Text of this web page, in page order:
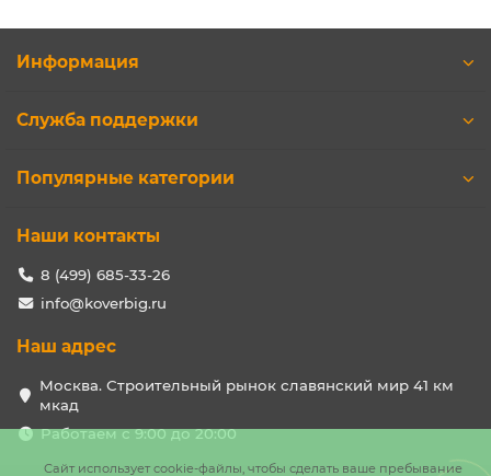
Сайт использует cookie-файлы, чтобы сделать ваше пребывание
Информация
Служба поддержки
Популярные категории
Наши контакты
8 (499) 685-33-26
info@koverbig.ru
Наш адрес
Москва. Строительный рынок славянский мир 41 км
мкад
Работаем с 9:00 до 20:00